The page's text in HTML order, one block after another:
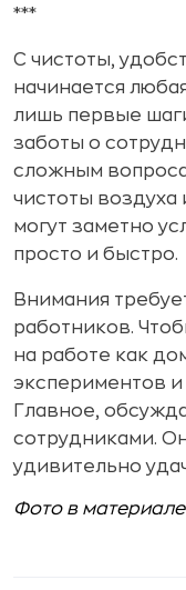
***
С чистоты,
начинается
лишь первые
заботы о
сложным
чистоты
могут заметно
просто и быстро.
Внимания
работников.
на работе как
экспериментов
Главное,
сотрудниками.
удивительно
Фото в